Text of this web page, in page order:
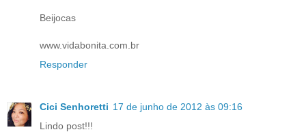
Beijocas
www.vidabonita.com.br
Responder
Cici Senhoretti 17 de junho de 2012 às 09:16
Lindo post!!!